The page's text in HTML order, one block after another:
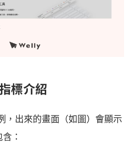
標介紹
，出來的畫面（如圖）會顯示
：